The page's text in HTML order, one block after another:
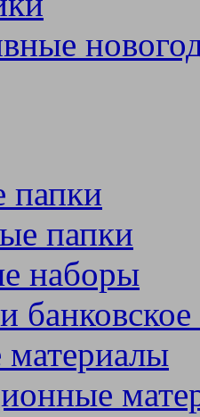
папки
папки
наборы
материалы